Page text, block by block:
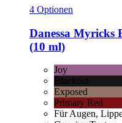
4 Optionen
Danessa Myricks
(10 ml)
Joy
Blackout
Exposed
Primary Red
Für Augen,